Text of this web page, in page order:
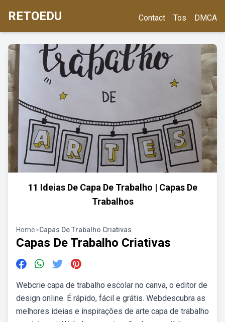
RETOEDU Contact Tos DMCA
11 Ideias De Capa De Trabalho | Capas De
Trabalhos
Home>Capas De Trabalho Criativas
Capas De Trabalho Criativas
Webcrie capa de trabalho escolar no canva, o editor de
design online. É rápido, fácil e grátis. Webdescubra as
melhores ideias e inspirações de arte capa de trabalho